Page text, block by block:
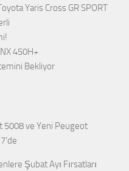
Yaris Cross GR SPORT
450H+
Bekliyor
5008 ve Yeni Peugeot
Şubat Ayı Fırsatları